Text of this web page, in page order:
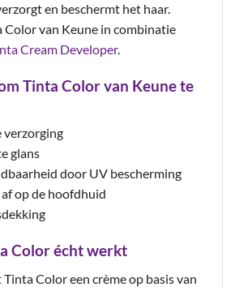
en beschermt het haar.
Color van Keune in combinatie
Cream Developer.
Tinta Color van Keune te
verzorging
glans
door UV bescherming
op de hoofdhuid
Color écht werkt
Color een crème op basis van